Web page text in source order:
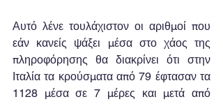
Αυτό λένε τουλάχιστον οι αριθμοί που
εάν κανείς ψάξει μέσα στο χάος της
πληροφόρησης θα διακρίνει ότι στην
Ιταλία τα κρούσματα από 79 έφτασαν τα
1128 μέσα σε 7 μέρες και μετά από